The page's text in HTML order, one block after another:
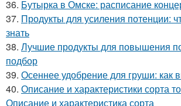
36. Бутырка в Омске: расписание
37. Продукты для усиления потенции:
знать
38. Лучшие продукты для повышения
подбор
39. Осеннее удобрение для груши: как
40. Описание и характеристики сорта
Описание и характеристика сорта